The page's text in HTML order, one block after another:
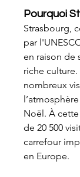
Pourquoi
Strasbourg,
par
en raison de
riche
nombreux
Noël. À
de 20 500
carrefour
en Europe.